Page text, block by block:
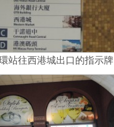
站往西港城出口的指示牌